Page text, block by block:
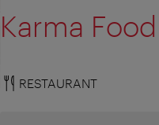
Karma Food
RESTAURANT